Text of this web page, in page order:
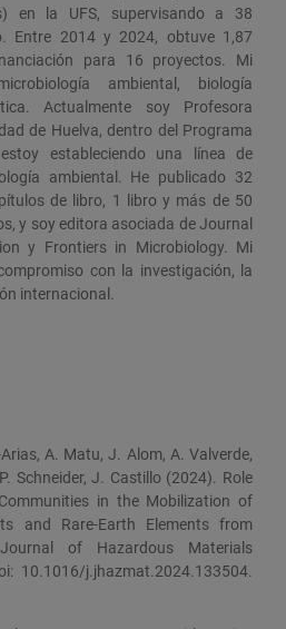
en la UFS, supervisando a 38
Entre 2014 y 2024, obtuve 1,87
para 16 proyectos. Mi
ambiental, biología
Actualmente soy Profesora
de Huelva, dentro del Programa
estableciendo una línea de
ambiental. He publicado 32
de libro, 1 libro y más de 50
y soy editora asociada de Journal
y Frontiers in Microbiology. Mi
con la investigación, la
internacional.
A. Matu, J. Alom, A. Valverde,
Schneider, J. Castillo (2024). Role
in the Mobilization of
and Rare-Earth Elements from
of Hazardous Materials
10.1016/j.jhazmat.2024.133504.